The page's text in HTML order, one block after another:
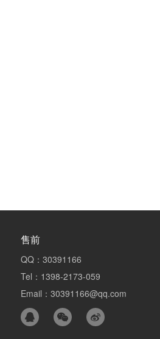
售前
QQ：30391166
Tel：1398-2173-059
Email：30391166@qq.com